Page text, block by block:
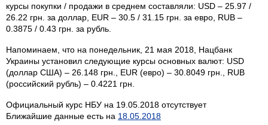
курсы покупки / продажи в среднем составляли: USD – 25.97 /
26.22 грн. за доллар, EUR – 30.5 / 31.15 грн. за евро, RUB –
0.3875 / 0.43 грн. за рубль.
Напоминаем, что на понедельник, 21 мая 2018, Нацбанк
Украины установил следующие курсы основных валют: USD
(доллар США) – 26.148 грн., EUR (евро) – 30.8049 грн., RUB
(российский рубль) – 0.4221 грн.
Официальный курс НБУ на 19.05.2018 отсутствует
Ближайшие данные есть на 18.05.2018